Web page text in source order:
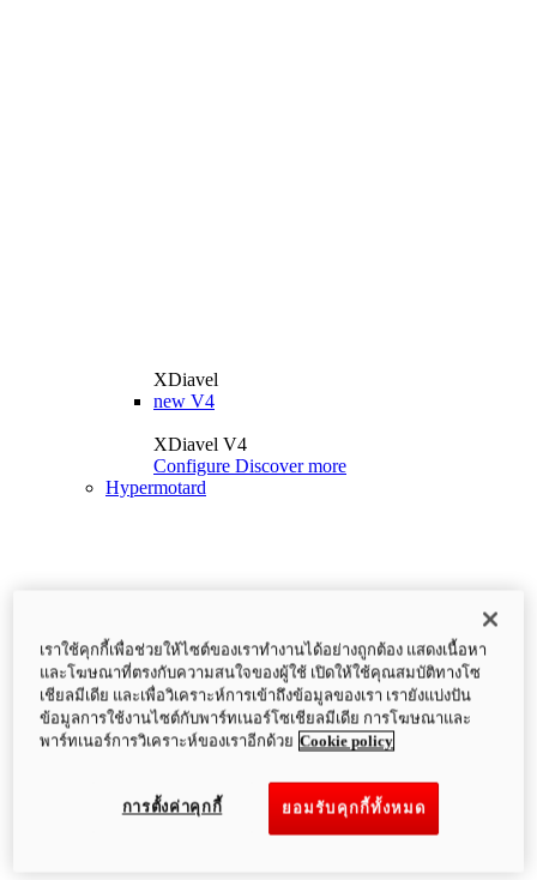
XDiavel
new V4
XDiavel V4
Configure Discover more
Hypermotard
เราใช้คุกกี้เพื่อช่วยให้ไซต์ของเราทำงานได้อย่างถูกต้อง แสดงเนื้อหา
และโฆษณาที่ตรงกับความสนใจของผู้ใช้ เปิดให้ใช้คุณสมบัติทางโซ
เชียลมีเดีย และเพื่อวิเคราะห์การเข้าถึงข้อมูลของเรา เรายังแบ่งปัน
ข้อมูลการใช้งานไซต์กับพาร์ทเนอร์โซเชียลมีเดีย การโฆษณาและ
พาร์ทเนอร์การวิเคราะห์ของเราอีกด้วย Cookie policy
ยอมรับคุกกี้ทั้งหมด
การตั้งค่าคุกกี้